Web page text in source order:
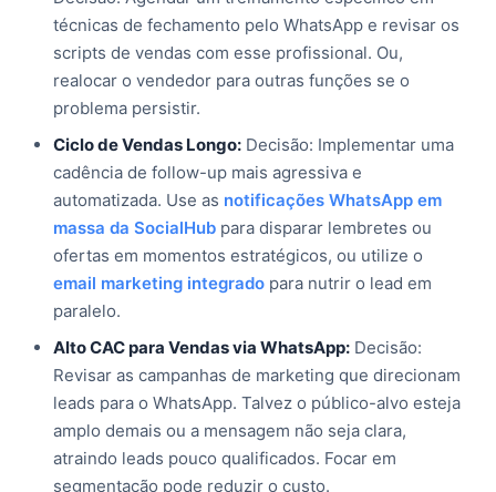
técnicas de fechamento pelo WhatsApp e revisar os
scripts de vendas com esse profissional. Ou,
realocar o vendedor para outras funções se o
problema persistir.
Ciclo de Vendas Longo: Decisão: Implementar uma
cadência de follow-up mais agressiva e
automatizada. Use as notificações WhatsApp em
massa da SocialHub para disparar lembretes ou
ofertas em momentos estratégicos, ou utilize o
email marketing integrado para nutrir o lead em
paralelo.
Alto CAC para Vendas via WhatsApp: Decisão:
Revisar as campanhas de marketing que direcionam
leads para o WhatsApp. Talvez o público-alvo esteja
amplo demais ou a mensagem não seja clara,
atraindo leads pouco qualificados. Focar em
segmentação pode reduzir o custo.